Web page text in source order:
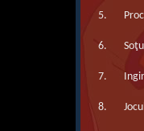
5.
6.
7.
8.